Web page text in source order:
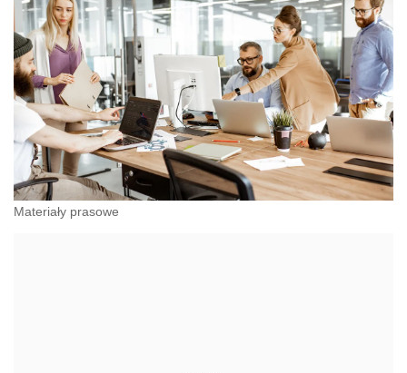
Materiały prasowe